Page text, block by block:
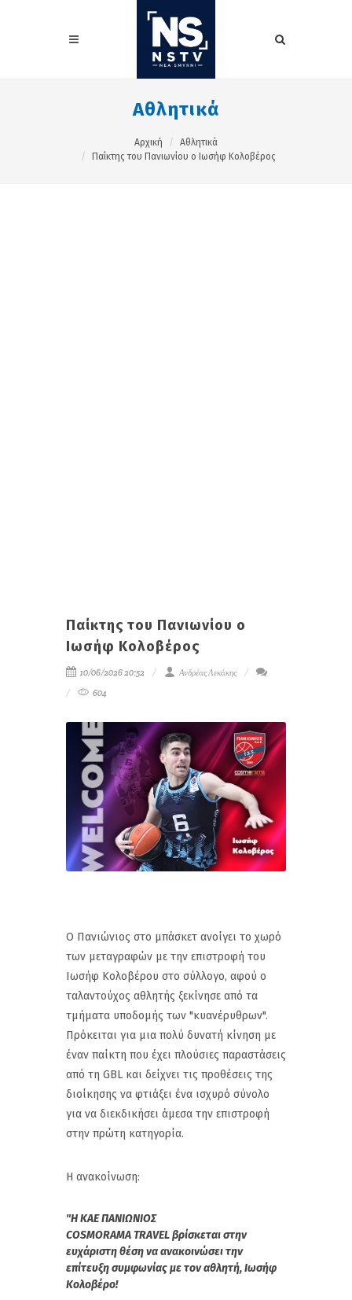
Αθλητικά
Αρχική
Αθλητικά
Παίκτης του Πανιωνίου ο Ιωσήφ Κολοβέρος
Παίκτης του Πανιωνίου ο
Ιωσήφ Κολοβέρος
10/06/2026 20:52
Ανδρέας Λεκάκης
604
Ο Πανιώνιος στο μπάσκετ ανοίγει το χωρό
των μεταγραφών με την επιστροφή του
Ιωσήφ Κολοβέρου στο σύλλογο, αφού ο
ταλαντούχος αθλητής ξεκίνησε από τα
τμήματα υποδομής των "κυανέρυθρων".
Πρόκειται για μια πολύ δυνατή κίνηση με
έναν παίκτη που έχει πλούσιες παραστάσεις
από τη GBL και δείχνει τις προθέσεις της
διοίκησης να φτιάξει ένα ισχυρό σύνολο
για να διεκδικήσει άμεσα την επιστροφή
στην πρώτη κατηγορία.
Η ανακοίνωση:
"Η ΚΑΕ ΠΑΝΙΩΝΙΟΣ
COSMORAMATRAVELβρίσκεται στην
ευχάριστη θέση να ανακοινώσει την
επίτευξη συμφωνίας με τον αθλητή, Ιωσήφ
Κολοβέρο!